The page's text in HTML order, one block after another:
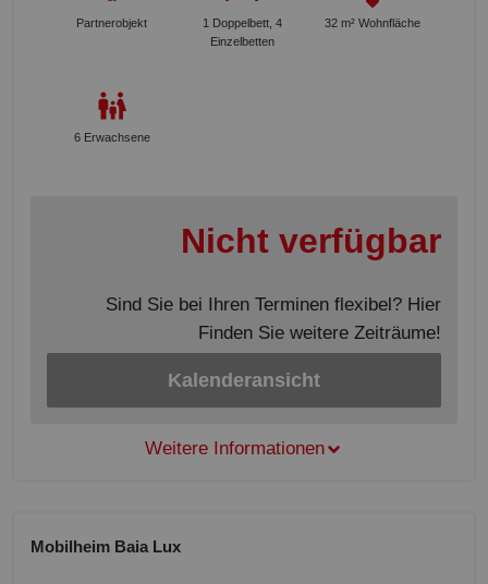
Partnerobjekt
1 Doppelbett, 4
Einzelbetten
32 m² Wohnfläche
6 Erwachsene
Nicht verfügbar
Sind Sie bei Ihren Terminen flexibel? Hier
Finden Sie weitere Zeiträume!
Kalenderansicht
Weitere Informationen
Mobilheim Baia Lux